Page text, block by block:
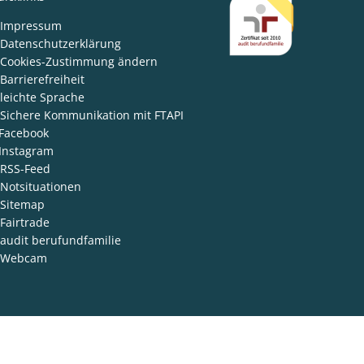
Impressum
Datenschutzerklärung
Cookies-Zustimmung ändern
Barrierefreiheit
leichte Sprache
Sichere Kommunikation mit FTAPI
Facebook
Instagram
RSS-Feed
Notsituationen
Sitemap
Fairtrade
audit berufundfamilie
Webcam